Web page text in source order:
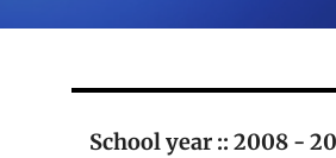
School year :: 2008 -